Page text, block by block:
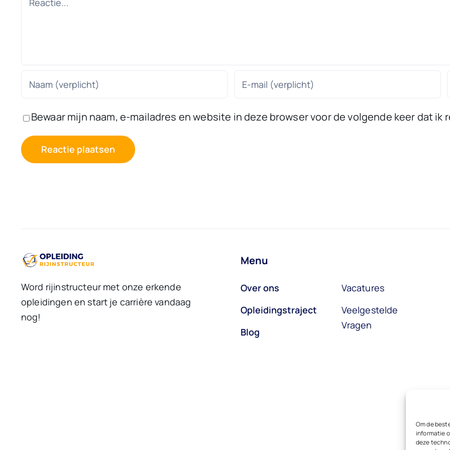
Om de
informatie
deze
Bewaar mijn naam, e-mailadres en website in deze browser voor de volgende keer dat ik
Word rijinstructeur met onze erkende
opleidingen en start je carrière vandaag
nog!
Menu
Over ons
Opleidingstraject
Blog
Vacatures
Veelgestelde
Vragen